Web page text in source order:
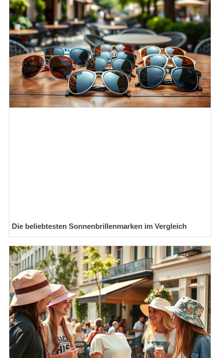
Die beliebtesten Sonnenbrillenmarken im Vergleich